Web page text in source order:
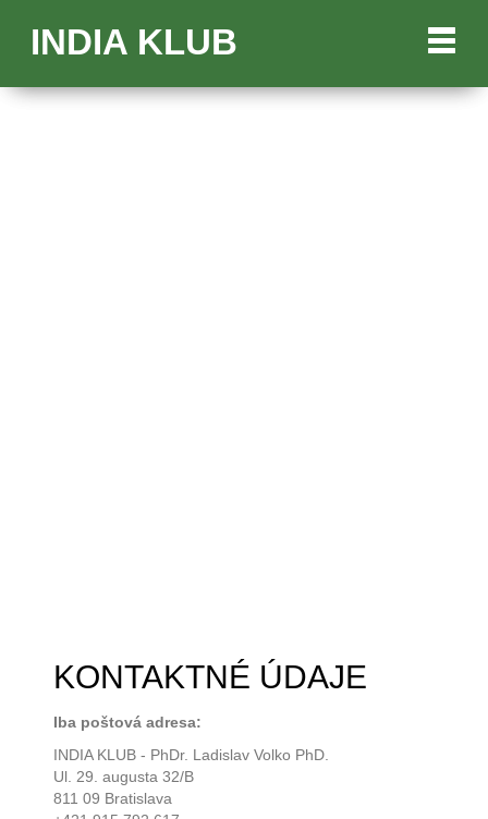
INDIA KLUB
KONTAKTNÉ ÚDAJE
Iba poštová adresa:
INDIA KLUB - PhDr. Ladislav Volko PhD.
Ul. 29. augusta 32/B
811 09 Bratislava